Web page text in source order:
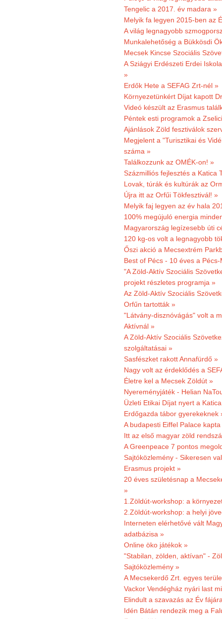
Tengelic a 2017. év madara »
Melyik fa legyen 2015-ben az
A világ legnagyobb
Munkalehetőség a Bükkösdi
Mecsek Kincse Szociális
A Sziágyi Erdészeti Erdei
»
Erdők Hete a SEFAG Zrt-nél »
Környezetünkért Díjat kapott
Videó készült az Erasmus
Péntek esti programok a
Ajánlások Zöld fesztiválok
Megjelent a "Turisztikai és
száma »
Találkozzunk az OMÉK-on! »
Százmilliós fejlesztés a Katica
Lovak, túrák és kultúrák az
Újra itt az Orfűi Tökfesztivál! »
Melyik faj legyen az év hala
100% megújuló energia
Magyarország legízesebb úti
120 kg-os volt a legnagyobb
Őszi akció a Mecsextrém
Best of Pécs - 10 éves a
"A Zöld-Aktív Szociális
projekt részletes programja »
Az Zöld-Aktív Szociális
Orfűn tartották »
"Látvány-disznóvágás" volt a
Aktívnál »
A Zöld-Aktív Szociális
szolgáltatásai »
Sasfészket rakott Annafürdő »
Nagy volt az érdeklődés a
Életre kel a Mecsek Zöldút »
Nyereményjáték - Helian
Üzleti Etikai Díjat nyert a
Erdőgazda tábor gyerekeknek
A budapesti Eiffel Palace
Itt az első magyar zöld
A Greenpeace 7 pontos
Sajtóközlemény - Sikeresen
Erasmus projekt »
20 éves születésnap a
»
1.Zöldút-workshop: a
2.Zöldút-workshop: a helyi
Interneten elérhetővé vált
adatbázisa »
Online öko játékok »
"Stabilan, zölden, aktívan" -
Sajtóközlemény »
A Mecsekerdő Zrt. egyes
Vackor Vendégház nyári last
Elindult a szavazás az Év
Idén Bátán rendezik meg a